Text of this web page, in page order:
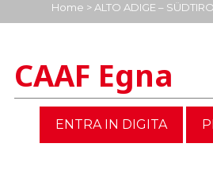
Home > ALTO ADIGE –
CAAF Egna
ENTRA IN DIGITA